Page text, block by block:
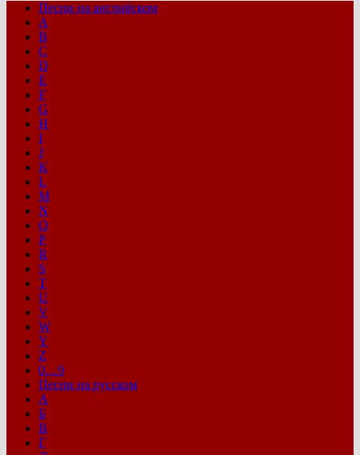
Песни на английском
A
B
C
D
E
F
G
H
I
J
K
L
M
N
O
P
R
S
T
U
V
W
Y
Z
0…9
Песни на русском
А
Б
В
Г